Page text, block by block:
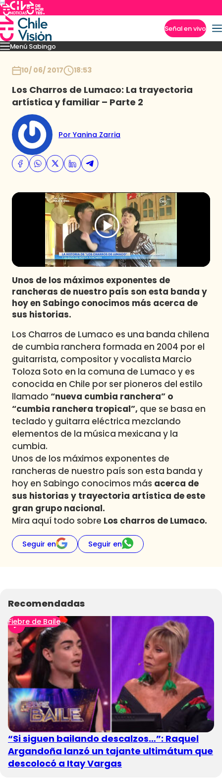
Señal en vivo
Menú Sabingo
HeroicasAmigas en ViajeSecretos de los AndesLos reyes
10/ 06/ 2017 18:53
Los Charros de Lumaco: La trayectoria
artística y familiar – Parte 2
Por Yanina Zarria
Unos de los máximos exponentes de
rancheras de nuestro país son esta banda y
hoy en Sabingo conocimos más acerca de
sus historias.
Los Charros de Lumaco es una banda chilena
de cumbia ranchera formada en 2004 por el
guitarrista, compositor y vocalista Marcio
Toloza Soto en la comuna de Lumaco y es
conocida en Chile por ser pioneros del estilo
llamado “nueva cumbia ranchera” o
“cumbia ranchera tropical”, que se basa en
teclado y guitarra eléctrica mezclando
elementos de la música mexicana y la
cumbia.
Unos de los máximos exponentes de
rancheras de nuestro país son esta banda y
hoy en Sabingo conocimos más acerca de
sus historias y trayectoria artística de este
gran grupo nacional.
Mira aquí todo sobre Los charros de Lumaco.
Seguir en Seguir en
Recomendadas
Fiebre de Baile
“Si siguen bailando descalzos…”: Raquel
Argandoña lanzó un tajante ultimátum que
descolocó a Itay Vargas
Imperdibles
Programas
Club De La Comedia
Contigo en Directo
Plan Perfecto
El Tiempo
Sabingo